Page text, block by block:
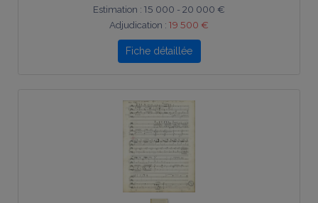
Estimation : 15 000 - 20 000 €
Adjudication : 19 500 €
Fiche détaillée